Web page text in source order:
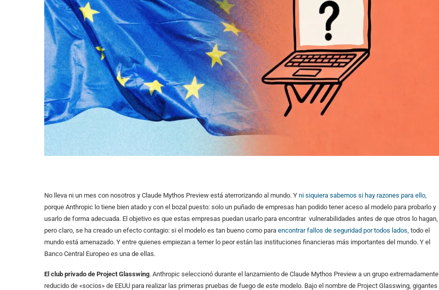
No lleva ni un mes con nosotros y Claude Mythos Preview está aterrorizando al mundo. Y ni siquiera sabemos si hay razones para ello
porque Anthropic lo tiene bien atado y con el bozal puesto: solo un puñado de empresas han podido tener aceso al modelo para probarlo y
usarlo de forma adecuada. El objetivo es que estas empresas puedan usarlo para encontrar vulnerabilidades antes de que otros lo hagan,
pero claro, se ha creado un efecto contagio: si el modelo es tan bueno como para encontrar fallos de seguridad por todos lados , todo el
mundo está amenazado. Y entre quienes empiezan a temer lo peor están las instituciones financieras más importantes del mundo. Y el
Banco Central Europeo es una de ellas.
El club privado de Project Glasswing. Anthropic seleccionó durante el lanzamiento de Claude Mythos Preview a un grupo extremadamente
reducido de «socios» de EEUU para realizar las primeras pruebas de fuego de este modelo. Bajo el nombre de Project Glasswing, gigantes